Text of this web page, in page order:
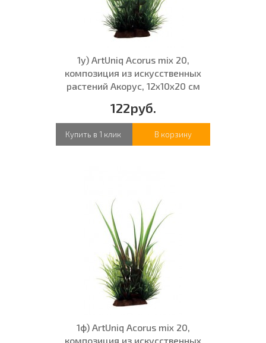
1у) ArtUniq Acorus mix 20,
композиция из искусственных
растений Акорус, 12x10x20 см
122руб.
Купить в 1 клик В корзину
1ф) ArtUniq Acorus mix 20,
композиция из искусственных